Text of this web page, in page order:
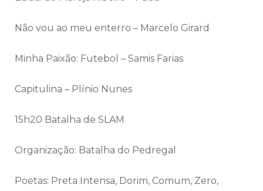
Não vou ao meu enterro – Marcelo Girard
Minha Paixão: Futebol – Samis Farias
Capitulina – Plínio Nunes
15h20 Batalha de SLAM
Organização: Batalha do Pedregal
Poetas: Preta Intensa, Dorim, Comum, Zero,